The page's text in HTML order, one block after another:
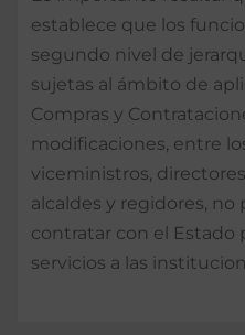
establece que los
segundo nivel de
sujetas al ámbito de
Compras y
modificaciones, entre
viceministros,
alcaldes y regidores,
contratar con el Estado
servicios a las